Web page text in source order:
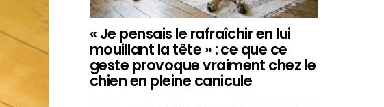
« Je pensais le rafraîchir en lui
mouillant la tête » : ce que ce
geste provoque vraiment chez le
chien en pleine canicule